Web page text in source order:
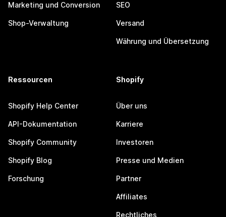
Marketing und Conversion
Shop-Verwaltung
SEO
Versand
Währung und Übersetzung
Ressourcen
Shopify Help Center
API-Dokumentation
Shopify Community
Shopify Blog
Forschung
Shopify
Über uns
Karriere
Investoren
Presse und Medien
Partner
Affiliates
Rechtliches